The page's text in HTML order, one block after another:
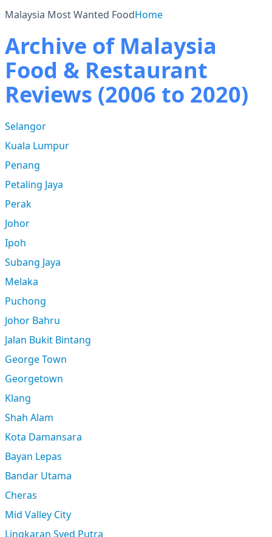
Malaysia Most Wanted FoodHome
Archive of Malaysia
Food & Restaurant
Reviews (2006 to 2020)
Selangor
Kuala Lumpur
Penang
Petaling Jaya
Perak
Johor
Ipoh
Subang Jaya
Melaka
Puchong
Johor Bahru
Jalan Bukit Bintang
George Town
Georgetown
Klang
Shah Alam
Kota Damansara
Bayan Lepas
Bandar Utama
Cheras
Mid Valley City
Lingkaran Syed Putra